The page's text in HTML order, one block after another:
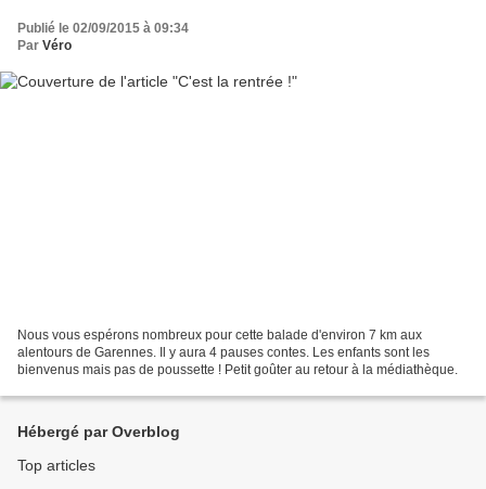
Publié le 02/09/2015 à 09:34
Par Véro
Nous vous espérons nombreux pour cette balade d'environ 7 km aux
alentours de Garennes. Il y aura 4 pauses contes. Les enfants sont les
bienvenus mais pas de poussette ! Petit goûter au retour à la médiathèque.
Hébergé par Overblog
Top articles